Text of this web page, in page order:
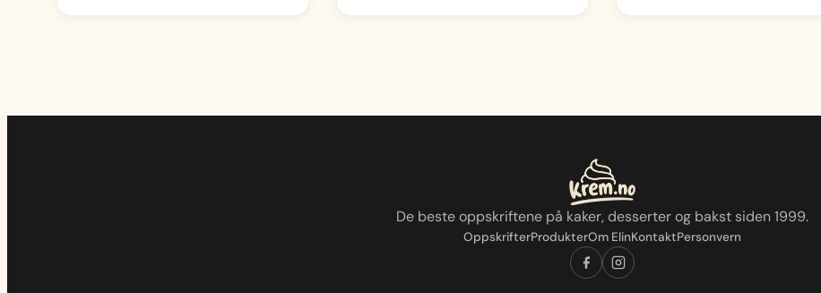
De beste oppskriftene på kaker, desserter og bakst siden 1999.
OppskrifterProdukterOm ElinKontaktPersonvern